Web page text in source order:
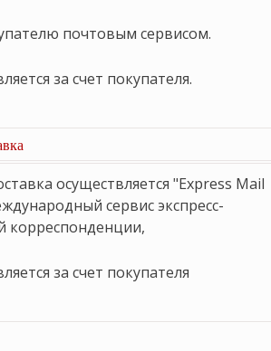
почтовым сервисом.
за счет покупателя.
осуществляется "Express Mail
сервис экспресс-
корреспонденции,
за счет покупателя